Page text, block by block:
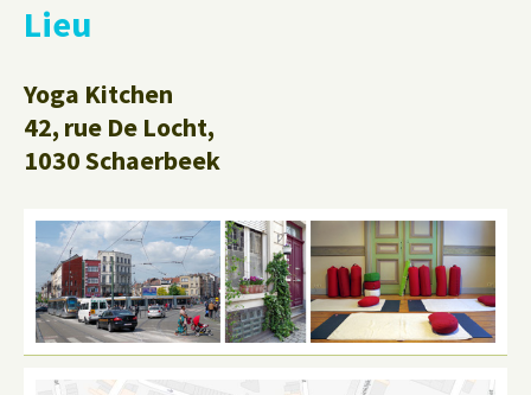
Lieu
Yoga Kitchen
42, rue De Locht,
1030 Schaerbeek